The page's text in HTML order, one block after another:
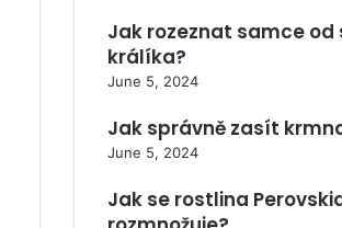
Jak rozeznat samce od
králíka?
June 5, 2024
Jak správně zasít
June 5, 2024
Jak se rostlina